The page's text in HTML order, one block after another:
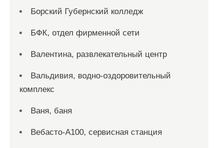
Борский Губернский колледж
БФК, отдел фирменной сети
Валентина, развлекательный центр
Вальдивия, водно-оздоровительный
комплекс
Ваня, баня
Вебасто-А100, сервисная станция